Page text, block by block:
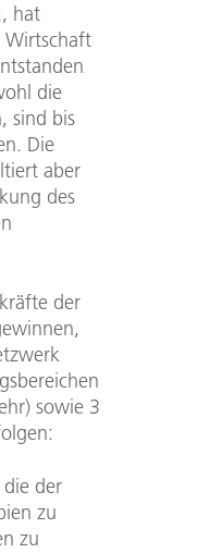
hat
Wirtschaft
die
sind bis
Die
aber
des
der
sowie 3
der
zu
zu